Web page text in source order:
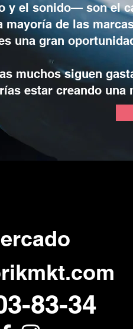
y el sonido— son el
mayoría de las
una gran
muchos siguen
estar creando una
83-34